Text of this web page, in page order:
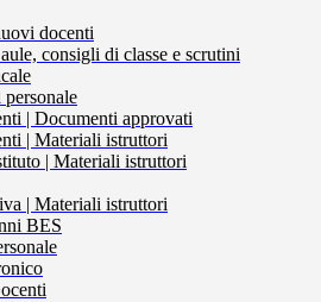
docenti
consigli di classe e scrutini
| Documenti approvati
| Materiali istruttori
| Materiali istruttori
| Materiali istruttori
BES